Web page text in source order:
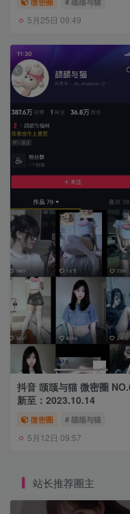
5月25日 09:49
抖音 颉颉与猫 微密圈
新至：2023.10.14
微密圈 # 颉颉与猫
5月12日 09:57
站长推荐圈主